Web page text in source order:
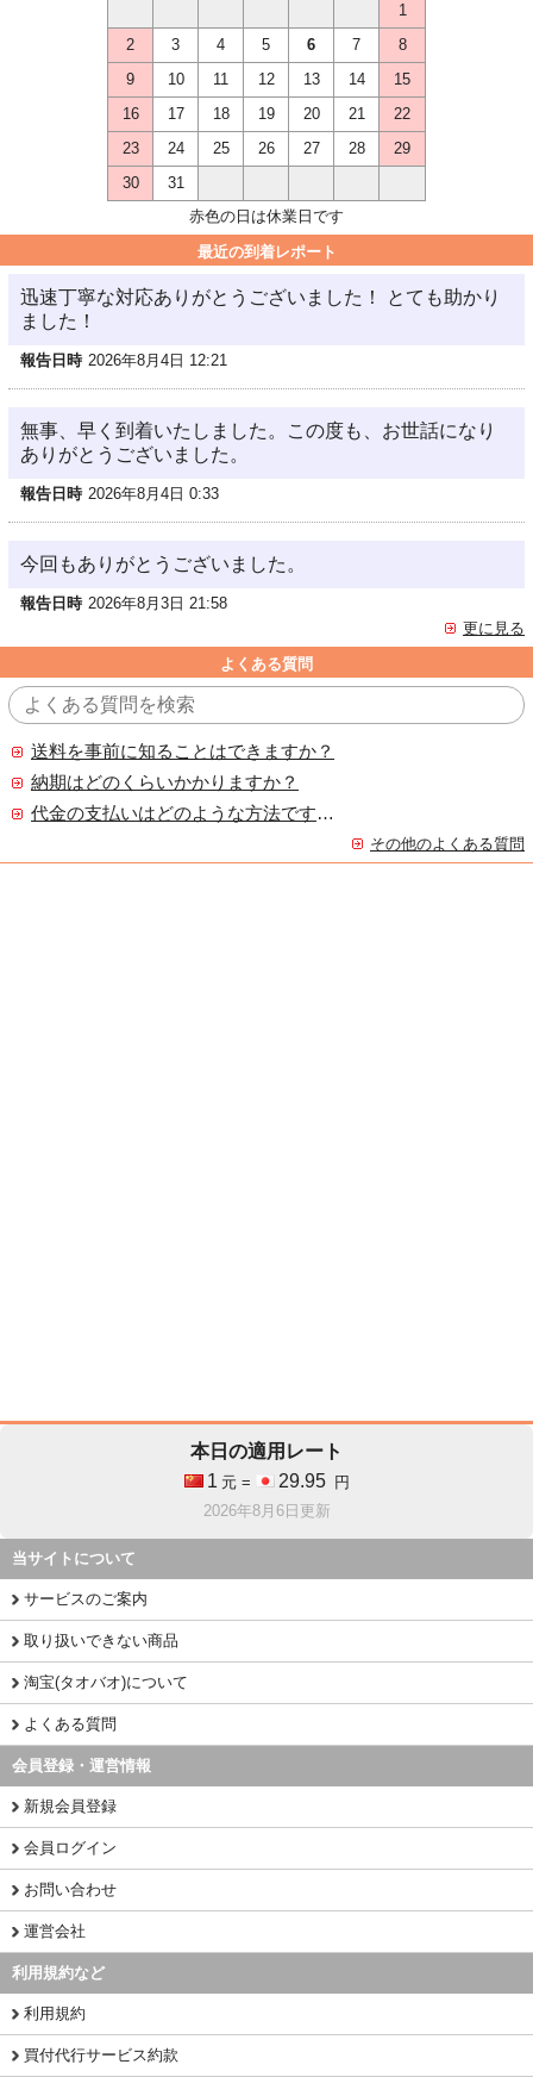
1
2
3 4 5 6 7
8
9
10 11 12 13 14
15
16
17 18 19 20 21
22
23
24 25 26 27 28
29
30
31
赤色の日は休業日です
最近の到着レポート
迅速丁寧な対応ありがとうございました！ とても助かり
ました！
報告日時 2026年8月4日 12:21
無事、早く到着いたしました。この度も、お世話になり
ありがとうございました。
報告日時 2026年8月4日 0:33
今回もありがとうございました。
報告日時 2026年8月3日 21:58
更に見る
よくある質問
送料を事前に知ることはできますか？
納期はどのくらいかかりますか？
代金の支払いはどのような方法ですか？
その他のよくある質問
本日の適用レート
1 元 = 29.95
円
2026年8月6日更新
当サイトについて
サービスのご案内
取り扱いできない商品
淘宝(タオバオ)について
よくある質問
会員登録・運営情報
新規会員登録
会員ログイン
お問い合わせ
運営会社
利用規約など
利用規約
買付代行サービス約款